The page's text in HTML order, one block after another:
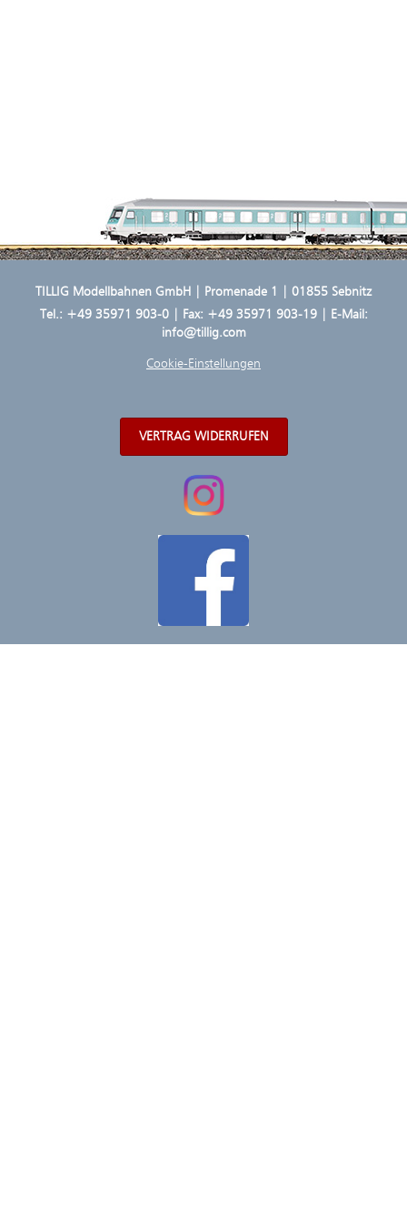
TILLIG Modellbahnen GmbH | Promenade 1 | 01855 Sebnitz
Tel.: +49 35971 903-0| Fax: +49 35971 903-19 | E-Mail:
info@tillig.com
Cookie-Einstellungen
VERTRAG WIDERRUFEN